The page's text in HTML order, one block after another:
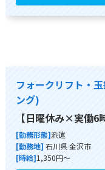
フォークリフト・
ング)
【日曜休み×実働
[勤務形態]派遣
[勤務地] 石川県 金沢市
[時給]1,350円～